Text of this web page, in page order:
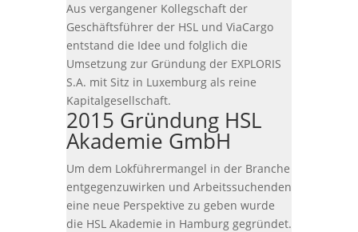
Aus vergangener Kollegschaft der
Geschäftsführer der HSL und ViaCargo
entstand die Idee und folglich die
Umsetzung zur Gründung der EXPLORIS
S.A. mit Sitz in Luxemburg als reine
Kapitalgesellschaft.
2015 Gründung HSL
Akademie GmbH
Um dem Lokführermangel in der Branche
entgegenzuwirken und Arbeitssuchenden
eine neue Perspektive zu geben wurde
die HSL Akademie in Hamburg gegründet.